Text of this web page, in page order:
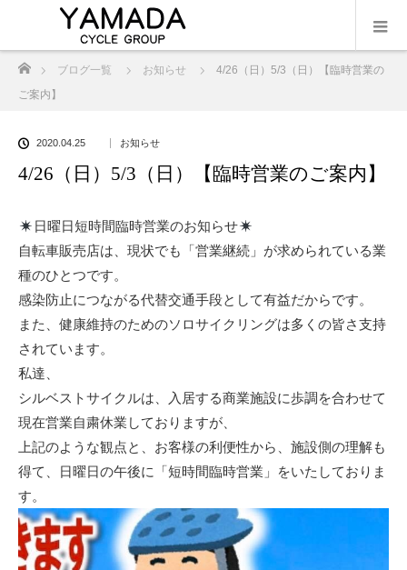
ブログ一覧 お知らせ
4/26（日）5/3（日）【臨時営業の
ご案内】
2020.04.25 お知らせ
4/26（日）5/3（日）【臨時営業のご案内】
日曜日短時間臨時営業のお知らせ
自転車販売店は、現状でも「営業継続」が求められている業
種のひとつです。
感染防止につながる代替交通手段として有益だからです。
また、健康維持のためのソロサイクリングは多くの皆さ支持
されています。
私達、
シルベストサイクルは、入居する商業施設に歩調を合わせて
現在営業自粛休業しておりますが、
上記のような観点と、お客様の利便性から、施設側の理解も
得て、日曜日の午後に「短時間臨時営業」をいたしておりま
す。